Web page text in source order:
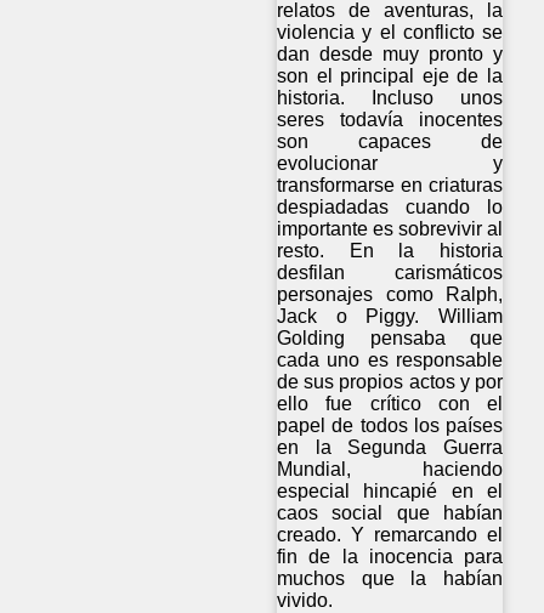
relatos de aventuras, la
violencia y el conflicto se
dan desde muy pronto y
son el principal eje de la
historia. Incluso unos
seres todavía inocentes
son capaces de
evolucionar y
transformarse en criaturas
despiadadas cuando lo
importante es sobrevivir al
resto. En la historia
desfilan carismáticos
personajes como Ralph,
Jack o Piggy. William
Golding pensaba que
cada uno es responsable
de sus propios actos y por
ello fue crítico con el
papel de todos los países
en la Segunda Guerra
Mundial, haciendo
especial hincapié en el
caos social que habían
creado. Y remarcando el
fin de la inocencia para
muchos que la habían
vivido.